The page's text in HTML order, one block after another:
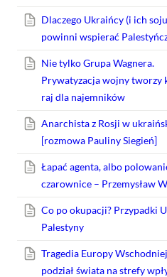
Dlaczego Ukraińcy (i ich
powinni wspierać
Nie tylko Grupa Wagnera.
Prywatyzacja wojny tworzy
raj dla najemników
Anarchista z Rosji w
[rozmowa Pauliny Siegień]
Łapać agenta, albo
czarownice – Przemysław
Co po okupacji? Przypadki
Palestyny
Tragedia Europy
podział świata na strefy